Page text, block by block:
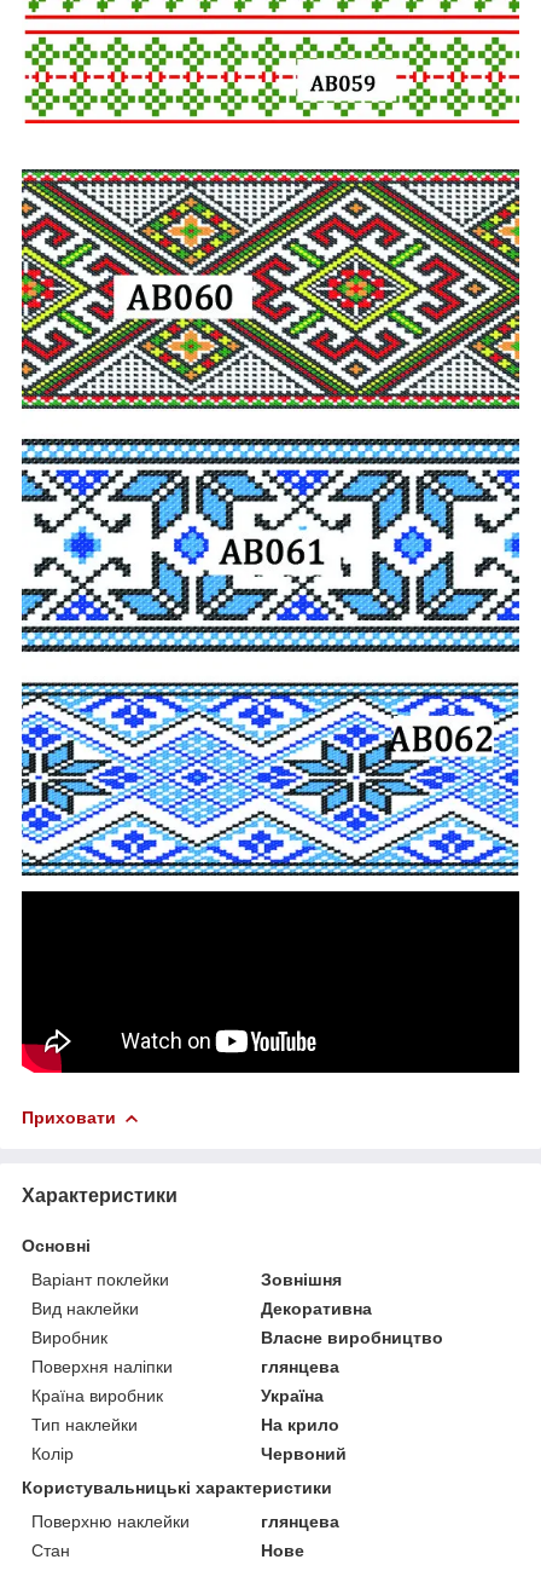
Приховати
Характеристики
Основні
Варіант поклейки
Зовнішня
Вид наклейки
Декоративна
Виробник
Власне виробництво
Поверхня наліпки
глянцева
Країна виробник
Україна
Тип наклейки
На крило
Колір
Червоний
Користувальницькі характеристики
Поверхню наклейки
глянцева
Стан
Нове